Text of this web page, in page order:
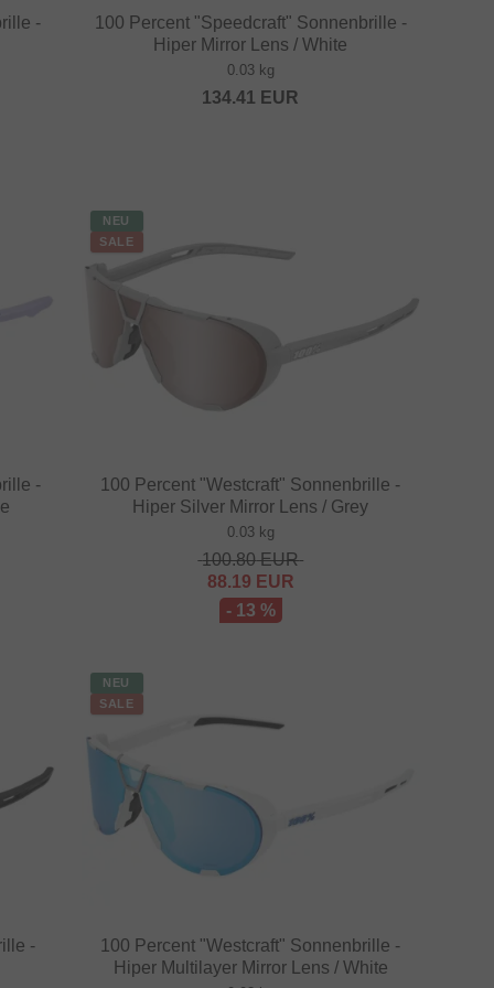
-
100 Percent "Speedcraft" Sonnenbrille -
Hiper Mirror Lens / White
0.03 kg
134.41 EUR
-
NEU
SALE
100 Percent "Westcraft" Sonnenbrille -
Hiper Silver Mirror Lens / Grey
0.03 kg
100.80EUR
88.19 EUR
- 13 %
-
NEU
SALE
100 Percent "Westcraft" Sonnenbrille -
Hiper Multilayer Mirror Lens / White